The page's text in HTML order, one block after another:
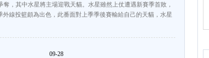
，其中水星將主場迎戰天貓。水星雖然上仗遭遇新賽季首敗，
線投籃頗為出色，此番面對上季季後賽輸給自己的天貓，水星
09-28